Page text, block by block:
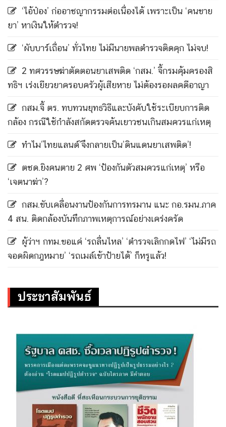
‘ไอ้ป๋อง’ ก่ออาชญากรรมต่อเนื่องได้ เพราะเป็น ‘คนขาย
ยา’ หาเงินให้ตำรวจ!
‘ผับบาร์เถื่อน’ ทั่วไทย ไม่มีนายพลตำรวจติดคุก ไม่จบ!
2 ทศวรรษฆ่าตัดตอนยาเสพติด ‘กสม.’ จี้กรมคุ้มครองสิ
ทธิฯ เร่งเยียวยาครอบครัวผู้เสียหาย ไม่ต้องรอผลคดีอาญา
กสม.จี้ ตร. ทบทวนยุทธวิธีและบังคับใช้ระเบียบการติด
กล้อง กรณีใช้กำลังสกัดตรวจค้นเยาวชนเกินสมควรแก่เหตุ
ทำไม’ไทยแลนด์’จึงกลายเป็น’ดินแดนยาเสพติด’!
ตชด.ยิงคนตาย 2 ศพ ‘ป้องกันตัวสมควรแก่เหตุ’ หรือ
‘เจตนาฆ่า’?
กสม.ขับเคลื่อนงานป้องกันการทรมาน แนะ กอ.รมน.ภาค
4 สน. ติดกล้องบันทึกภาพเหตุการณ์อย่างเคร่งครัด
ผู้ว่าฯ กทม.ขอแค่ ‘รถลื่นไหล’ ‘ตำรวจเลิกกดไฟ’ ‘ไม่มีรถ
จอดผิดกฎหมาย’ ‘รถเมล์เข้าป้ายได้’ ก็หรูแล้ว!
ประชาสัมพันธ์